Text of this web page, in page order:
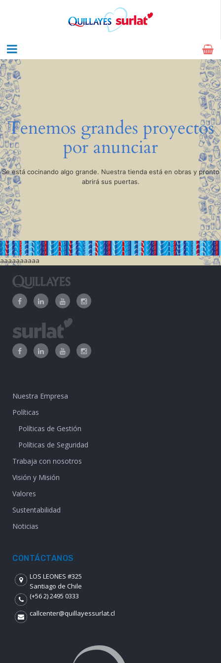
Tenemos grandes proyectos
por anunciar
Se está cocinando algo grande. Nuestra tienda está en obras y pronto
abrirá sus puertas.
aaaaaaaaaa
Nuestra Empresa
Políticas
Políticas de Gestión
Políticas de Seguridad
Trabaja con nosotros
Visión y Misión
Valores
Sustentabilidad
Noticias
CONTÁCTANOS
LOS LEONES #325
Santiago de Chile
(+56 2) 2495 0333
callcenter@quillayessurlat.cl